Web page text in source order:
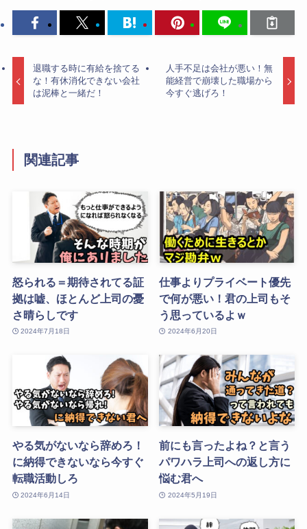
退職する時に有給を捨てる
な！有休消化できない会社
は泥棒と一緒だ！
人手不足は会社が悪い！無
能経営で崩壊した職場から
今すぐ逃げろ！
関連記事
怒られる＝期待されてる証
拠は嘘、ほとんど上司の憂
さ晴らしです
2024年7月18日
仕事よりプライベート優先
で何が悪い！君の上司もそ
う思っているよｗ
2024年6月20日
やる気がないなら辞めろ！
に納得できないなら今すぐ
転職活動しろ
2024年6月14日
前にも言ったよね？と言う
パワハラ上司への返し方に
悩む君へ
2024年5月19日